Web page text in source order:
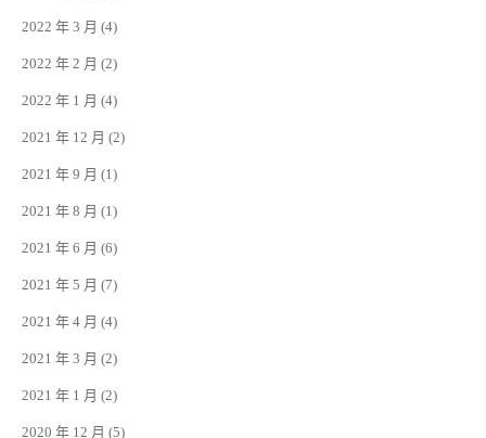
2022 年 3 月 (4)
2022 年 2 月 (2)
2022 年 1 月 (4)
2021 年 12 月 (2)
2021 年 9 月 (1)
2021 年 8 月 (1)
2021 年 6 月 (6)
2021 年 5 月 (7)
2021 年 4 月 (4)
2021 年 3 月 (2)
2021 年 1 月 (2)
2020 年 12 月 (5)